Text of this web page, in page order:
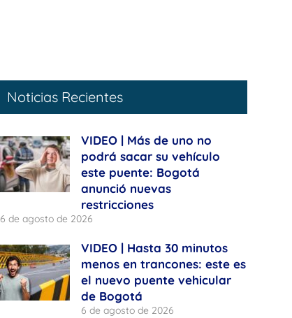
Noticias Recientes
VIDEO | Más de uno no
podrá sacar su vehículo
este puente: Bogotá
anunció nuevas
restricciones
6 de agosto de 2026
VIDEO | Hasta 30 minutos
menos en trancones: este es
el nuevo puente vehicular
de Bogotá
6 de agosto de 2026